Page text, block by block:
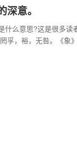
深意。
什么意思?这是很多
，裕，无咎。《象